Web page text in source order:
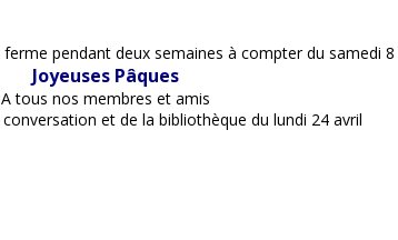
pendant deux semaines à compter du samedi 8
Joyeuses Pâques
A tous nos membres et amis
et de la bibliothèque du lundi 24 avril